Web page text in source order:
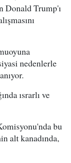
Donald Trump'ı
nedenlerle
ısrarlı ve
bu
alt kanadında,